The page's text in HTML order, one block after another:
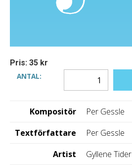
Pris: 35 kr
ANTAL:
Kompositör
Per Gessle
Textförfattare
Per Gessle
Artist
Gyllene Tider